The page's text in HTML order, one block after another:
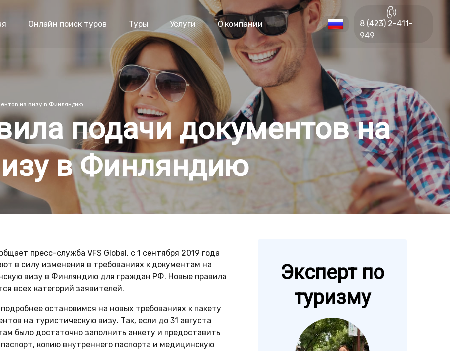
Онлайн поиск туров Туры Услуги О компании
8 (423) 2-411-
949
на визу в Финляндию
подачи документов на
в Финляндию
пресс-служба VFS Global, с 1 сентября 2019 года
в силу изменения в требованиях к документам на
визу в Финляндию для граждан РФ. Новые правила
всех категорий заявителей.
остановимся на новых требованиях к пакету
на туристическую визу. Так, если до 31 августа
было достаточно заполнить анкету и предоставить
копию внутреннего паспорта и медицинскую
Эксперт по
туризму